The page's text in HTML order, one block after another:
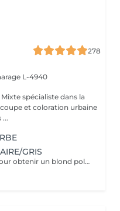
278
L-4940
spécialiste dans la
et coloration urbaine
...
GRIS
Décoloration réalisée sur mesure pour obtenir un blond polaire ,gris ou toute autre nuance claire . la prestation est adaptée à l'état et à la nature de vos cheveux afin de préserver leur qualité. Un devis personnalisé sera établi avant toute prestation , le tarif pouvant varier selon la longueur des cheveux ,l'épaisseur et le travail a réaliser .